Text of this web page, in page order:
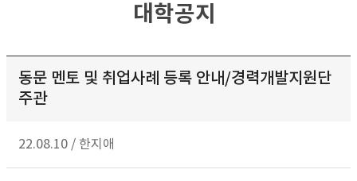
대학공지
동문 멘토 및 취업사례 등록 안내/경력개발지원단
주관
22.08.10 / 한지애